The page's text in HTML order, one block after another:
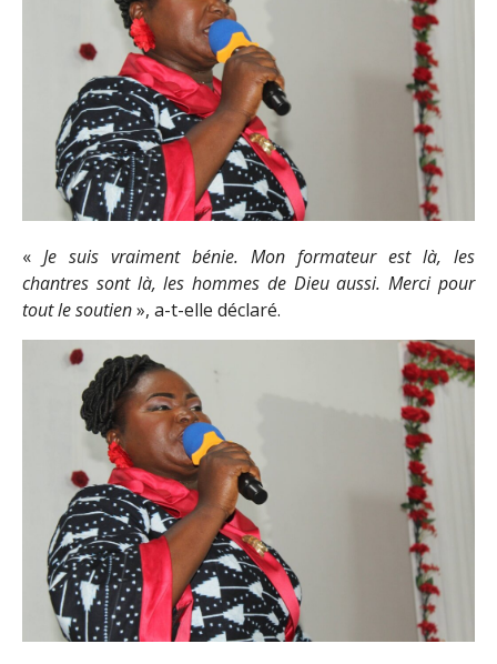
« Je suis vraiment bénie. Mon formateur est là, les
chantres sont là, les hommes de Dieu aussi. Merci pour
tout le soutien», a-t-elle déclaré.